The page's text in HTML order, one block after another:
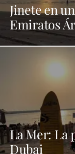
Jinete en
Emiratos
La Mer: La
Dubai